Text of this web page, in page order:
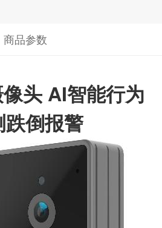
商品参数
头 AI智能行为
跌倒报警